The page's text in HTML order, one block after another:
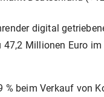
digital
47,2 Millionen Euro
% beim Verkauf von